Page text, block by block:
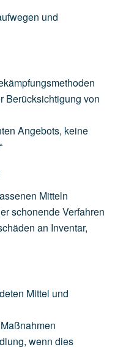
und
Berücksichtigung von
Angebots, keine
Mitteln
schonendeVerfahren
an Inventar,
Mittel und
Maßnahmen
wenn dies